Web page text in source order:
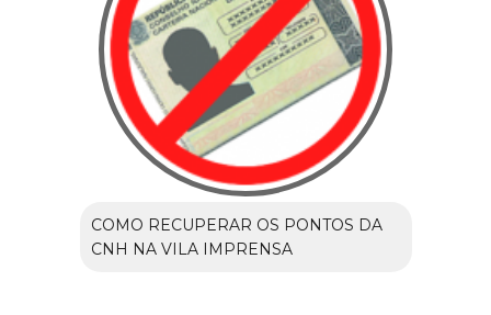
COMO RECUPERAR OS PONTOS DA
CNH NA VILA IMPRENSA